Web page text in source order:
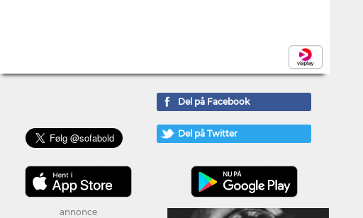
Del på Facebook
Del på Twitter
annonce